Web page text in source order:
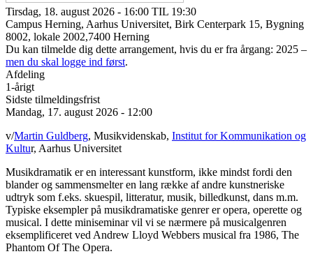
Tirsdag, 18. august 2026 - 16:00 TIL 19:30
Campus Herning, Aarhus Universitet, Birk Centerpark 15, Bygning
8002, lokale 2002,7400 Herning
Du kan tilmelde dig dette arrangement, hvis du er fra årgang: 2025 –
men du skal logge ind først.
Afdeling
1-årigt
Sidste tilmeldingsfrist
Mandag, 17. august 2026 - 12:00
v/Martin Guldberg, Musikvidenskab, Institut for Kommunikation og
Kultur, Aarhus Universitet
Musikdramatik er en interessant kunstform, ikke mindst fordi den
blander og sammensmelter en lang række af andre kunstneriske
udtryk som f.eks. skuespil, litteratur, musik, billedkunst, dans m.m.
Typiske eksempler på musikdramatiske genrer er opera, operette og
musical. I dette miniseminar vil vi se nærmere på musicalgenren
eksemplificeret ved Andrew Lloyd Webbers musical fra 1986, The
Phantom Of The Opera.